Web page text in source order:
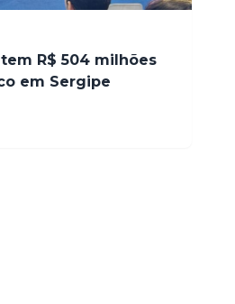
R$ 504 milhões
em Sergipe